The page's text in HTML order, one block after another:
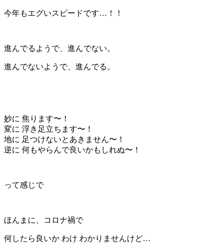
今年もエグいスピードです…！！
進んでるようで、進んでない。
進んでないようで、進んでる。
妙に 焦ります〜！
変に 浮き足立ちます〜！
地に 足つけないとあきません〜！
逆に 何もやらんで良いかもしれぬ〜！
って感じで
ほんまに、コロナ禍で
何したら良いか わけ わかりませんけど…